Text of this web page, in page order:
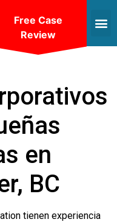
en
BC
tienen experiencia
Free Case
Review